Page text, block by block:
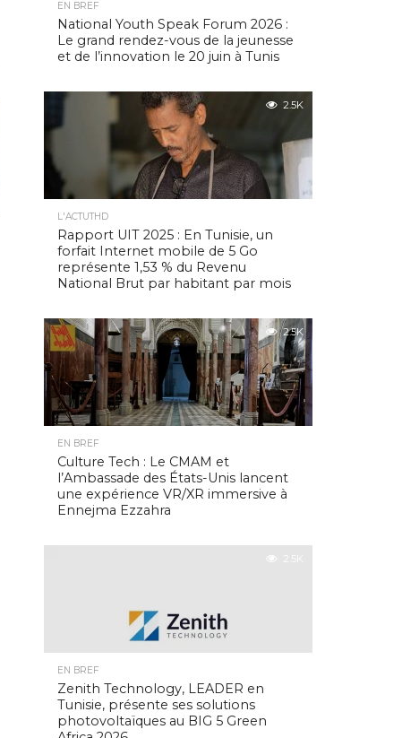
EN BREF
National Youth Speak Forum 2026 :
Le grand rendez-vous de la jeunesse
et de l’innovation le 20 juin à Tunis
2.5K
L'ACTUTHD
Rapport UIT 2025 : En Tunisie, un
forfait Internet mobile de 5 Go
représente 1,53 % du Revenu
National Brut par habitant par mois
2.5K
EN BREF
Culture Tech : Le CMAM et
l’Ambassade des États-Unis lancent
une expérience VR/XR immersive à
Ennejma Ezzahra
2.5K
EN BREF
Zenith Technology, LEADER en
Tunisie, présente ses solutions
photovoltaïques au BIG 5 Green